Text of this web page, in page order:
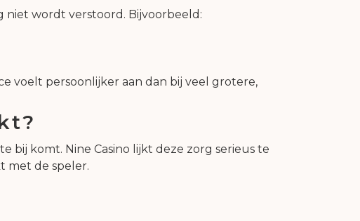
niet wordt verstoord. Bijvoorbeeld:
voelt persoonlijker aan dan bij veel grotere,
bij komt. Nine Casino lijkt deze zorg serieus te
met de speler.